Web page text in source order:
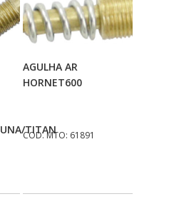
TITAN
Adicionar Ao
Carrinho
AGULHA AR
HORNET600
COD. MTO: 61891